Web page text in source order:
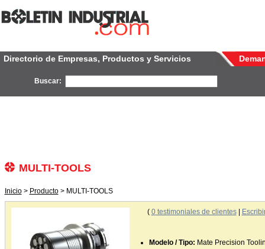
Directorio de Empresas, Productos y Servicios
Buscar:
MULTI-TOOLS
Inicio> Producto> MULTI-TOOLS
( 0testimoniales de clientes|
Modelo / Tipo: Mate Precision